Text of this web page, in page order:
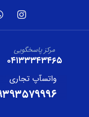
مرکز پاسخگویی
۰۴۱۳۳۳۴۳۴۶۵
واتسآپ تجاری